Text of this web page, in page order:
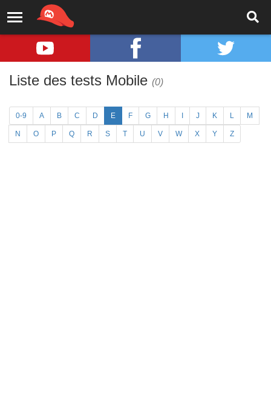
Liste des tests Mobile (0)
0-9 A B C D E F G H J K L M
N O P Q R S T U V W X Y Z